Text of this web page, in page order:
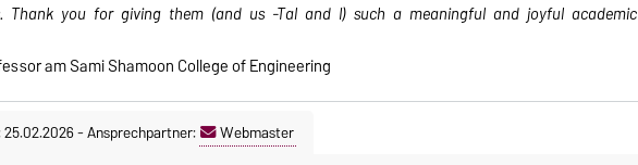
Thank you for giving them (and us -Tal and I) such a meaningful and joyful academic
am Sami Shamoon College of Engineering
-Ansprechpartner: Webmaster